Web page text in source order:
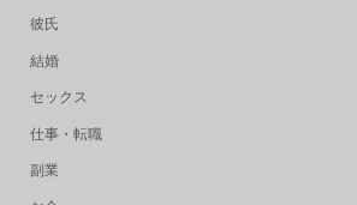
彼氏
結婚
セックス
仕事・転職
副業